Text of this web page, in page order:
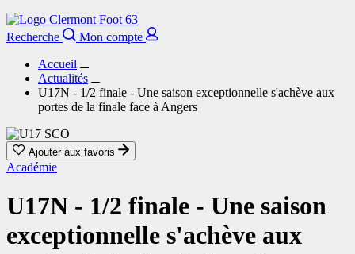
Recherche
Mon compte
Accueil
Actualités
U17N - 1/2 finale - Une saison exceptionnelle s'achève aux
portes de la finale face à Angers
Ajouter aux favoris
Académie
U17N - 1/2 finale - Une saison
exceptionnelle s'achève aux